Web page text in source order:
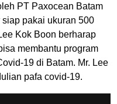
PT Paxocean Batam
pakai ukuran 500
Kok Boon berharap
membantu program
19 di Batam. Mr. Lee
pafa covid-19.